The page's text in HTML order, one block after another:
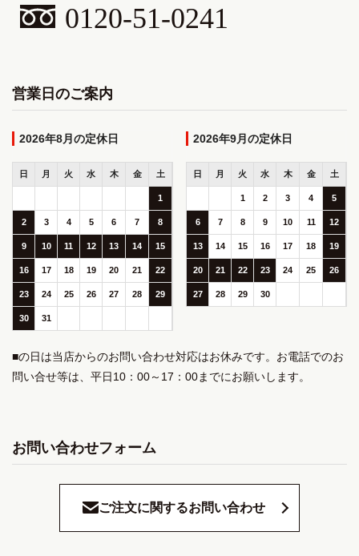
0120-51-0241
営業日のご案内
2026年8月
日 月 火 水 木 金 土
1
2 3 4 5 6 7 8
9 10 11 12 13 14 15
16 17 18 19 20 21 22
23 24 25 26 27 28 29
30 31
2026年9月
日 月 火 水 木 金 土
1 2 3 4 5
6 7 8 9 10 11 12
13 14 15 16 17 18 19
20 21 22 23 24 25 26
27 28 29 30
■の日は当店からのお問い合わせ対応はお休みです。お電話でのお
問い合せ等は、平日10：00～17：00までにお願いします。
お問い合わせフォーム
ご注文に関するお問い合わせ